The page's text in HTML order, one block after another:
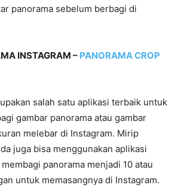
panorama sebelum berbagi di
INSTAGRAM – PANORAMA CROP
salah satu aplikasi terbaik untuk
gambar panorama atau gambar
melebar di Instagram. Mirip
juga bisa menggunakan aplikasi
panorama menjadi 10 atau
untuk memasangnya di Instagram.